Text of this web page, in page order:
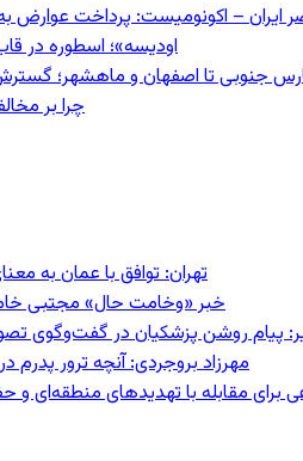
ایران – اکونومیست: پرداخت عوارض
«اودیسه»؛ اسطوره
جنوبی تا اصفهان و ماهشهر؛
چرا بر
تهران: توافق با عمان به
خبر «وخامت حال» مجتبی
مهرزاد بروجردی: آنچه ترور
برای مقابله با تهدیدهای منطقه‌ای